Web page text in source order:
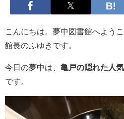
こんにちは。夢中図書館へようこ
館長のふゆきです。
今日の夢中は、 亀戸の隠れた人
です。